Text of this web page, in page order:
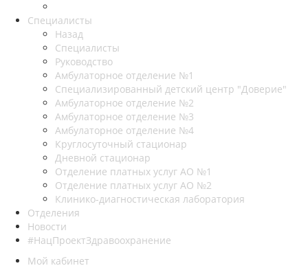
Специалисты
Назад
Специалисты
Руководство
Амбулаторное отделение №1
Специализированный детский центр "Доверие"
Амбулаторное отделение №2
Амбулаторное отделение №3
Амбулаторное отделение №4
Круглосуточный стационар
Дневной стационар
Отделение платных услуг АО №1
Отделение платных услуг АО №2
Клинико-диагностическая лаборатория
Отделения
Новости
#НацПроектЗдравоохранение
Мой кабинет